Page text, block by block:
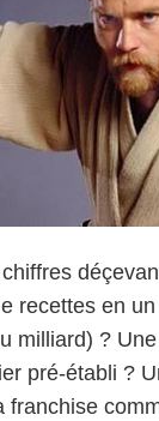
recettes en
milliard) ?
pré-établi ?